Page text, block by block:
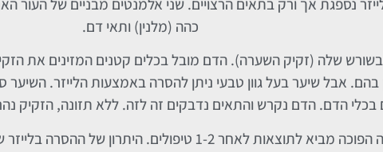
נספגת אך ורק בתאים הרצויים. שני אלמנטים מבניים של העור
כהה (מלנין) ותאי דם.
שלה (זקיק השערה). הדם מובל בכלים קטנים המזינים את
בהם. אבל שיער בעל גוון טבעי ניתן להסרה באמצעות הלייזר.
הדם. הדם נקרש והתאים נדבקים זה לזה. ללא תזונה, הזקיק
לאחר 1-2 טיפולים. היתרון של ההסרה בלייזר שאין היתכנות להיווצרות צלקות.